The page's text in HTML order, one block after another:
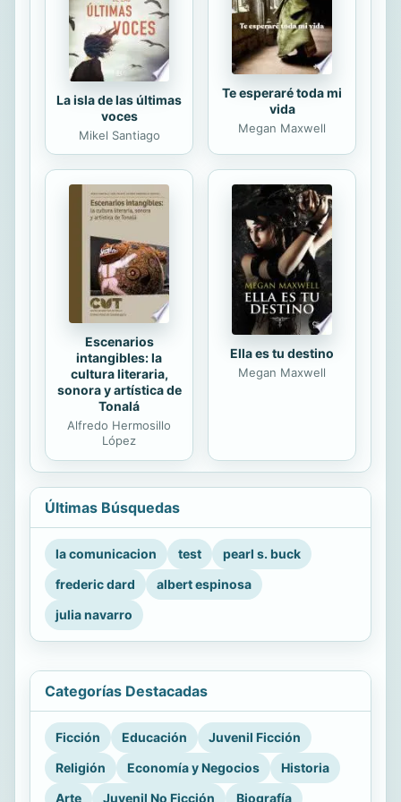
esa dura gesta. Yo, a pesar de ser
derrotado en...
La isla de las últimas
voces
Mikel Santiago
Te esperaré toda mi
vida
Megan Maxwell
Escenarios
intangibles: la
cultura literaria,
sonora y artística de
Tonalá
Alfredo Hermosillo
López
Ella es tu destino
Megan Maxwell
Últimas Búsquedas
la comunicacion test
pearl s. buck
frederic dard
albert espinosa
julia navarro
Categorías Destacadas
Ficción Educación
Juvenil Ficción
Religión
Economía y Negocios
Historia
Arte
Juvenil No Ficción Biografía